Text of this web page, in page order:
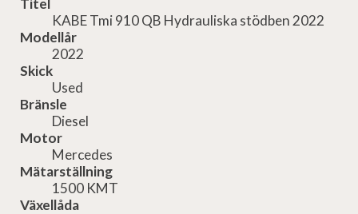
Titel
KABE Tmi 910 QB Hydrauliska stödben 2022
Modellår
2022
Skick
Used
Bränsle
Diesel
Motor
Mercedes
Mätarställning
1500 KMT
Växellåda